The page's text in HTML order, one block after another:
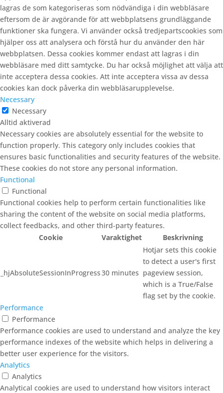
lagras de som kategoriseras som nödvändiga i din webbläsare
eftersom de är avgörande för att webbplatsens grundläggande
funktioner ska fungera. Vi använder också tredjepartscookies som
hjälper oss att analysera och förstå hur du använder den här
webbplatsen. Dessa cookies kommer endast att lagras i din
webbläsare med ditt samtycke. Du har också möjlighet att välja att
inte acceptera dessa cookies. Att inte acceptera vissa av dessa
cookies kan dock påverka din webbläsarupplevelse.
Necessary
Necessary
Alltid aktiverad
Necessary cookies are absolutely essential for the website to
function properly. This category only includes cookies that
ensures basic functionalities and security features of the website.
These cookies do not store any personal information.
Functional
Functional
Functional cookies help to perform certain functionalities like
sharing the content of the website on social media platforms,
collect feedbacks, and other third-party features.
Cookie
Varaktighet Beskrivning
_hjAbsoluteSessionInProgress30 minutes
Hotjar sets this cookie
to detect a user's first
pageview session,
which is a True/False
flag set by the cookie.
Performance
Performance
Performance cookies are used to understand and analyze the key
performance indexes of the website which helps in delivering a
better user experience for the visitors.
Analytics
Analytics
Analytical cookies are used to understand how visitors interact